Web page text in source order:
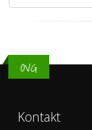
OVG
Kontakt